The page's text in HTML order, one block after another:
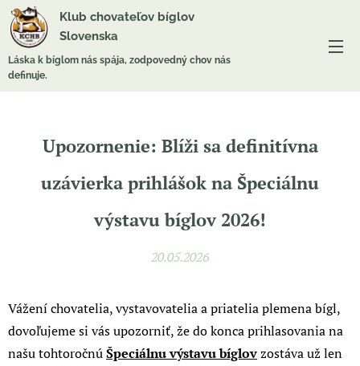
Klub chovateľov bíglov
Slovenska
Láska k bíglom nás spája, zodpovedný chov nás
definuje.
Upozornenie: Blíži sa definitívna
uzávierka prihlášok na Špeciálnu
výstavu bíglov 2026!
20.05.2026
Vážení chovatelia, vystavovatelia a priatelia plemena bígl,
dovoľujeme si vás upozorniť, že do konca prihlasovania na
našu tohtoročnúŠpeciálnu výstavu bíglovzostáva už len